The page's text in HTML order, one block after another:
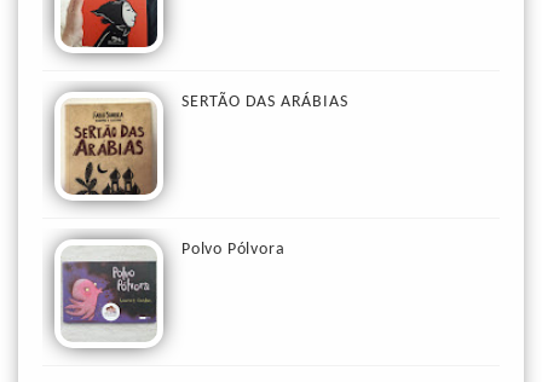
SERTÃO DAS ARÁBIAS
Polvo Pólvora